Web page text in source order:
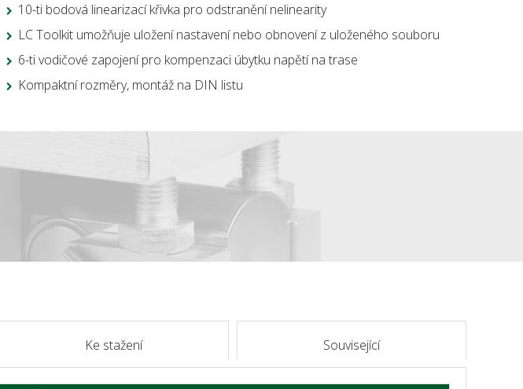
10-ti bodová linearizací křivka pro odstranění nelinearity
LC Toolkit umožňuje uložení nastavení nebo obnovení z uloženého souboru
6-ti vodičové zapojení pro kompenzaci úbytku napětí na trase
Kompaktní rozměry, montáž na DIN listu
Ke stažení Související